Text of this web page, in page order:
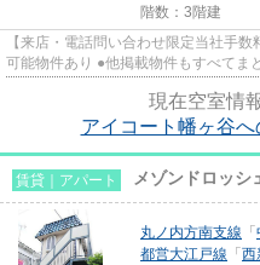
階数：3階建
【来店・電話問い合わせ限定当社手
可能物件あり ●他掲載物件もすべてま
現在空室情
アイコート幡ヶ谷
賃貸｜アパート メゾンドロッシ
丸ノ内方南支線 「
都営大江戸線 「 西